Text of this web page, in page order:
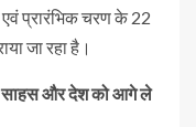
प्रारंभिक चरण के 22
जा रहा है।
साहस और देश को आगे ले